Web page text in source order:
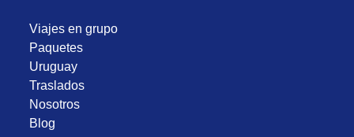
Viajes en grupo
Paquetes
Uruguay
Traslados
Nosotros
Blog